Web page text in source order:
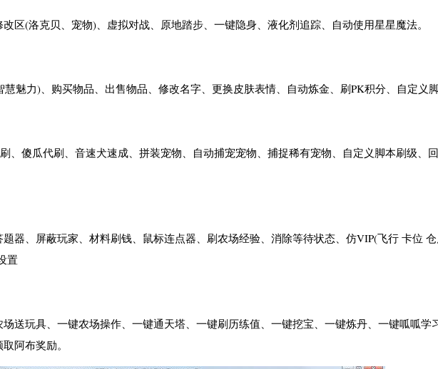
区(洛克贝、宠物)、虚拟对战、原地踏步、一键隐身、液化剂追踪、自动使用星星魔法。
慧魅力)、购买物品、出售物品、修改名字、更换皮肤表情、自动炼金、刷PK积分、自定义
、傻瓜代刷、音速犬速成、拼装宠物、自动捕宠宠物、捕捉稀有宠物、自定义脚本刷级、
器、屏蔽玩家、材料刷钱、鼠标连点器、刷农场经验、消除等待状态、仿VIP(飞行 卡位
置
送玩具、一键农场操作、一键通天塔、一键刷历练值、一键挖宝、一键炼丹、一键呱呱学
阿布奖励。